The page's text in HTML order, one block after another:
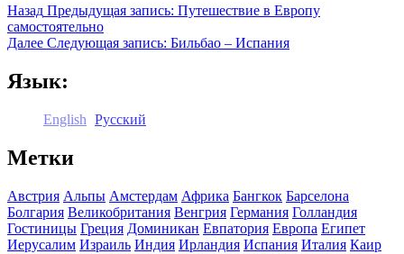
Назад Предыдущая запись: Путешествие в Европу
самостоятельно
Далее Следующая запись: Бильбао – Испания
Язык:
English Русский
Метки
Австрия Альпы Амстердам Африка Бангкок Барселона
Болгария Великобритания Венгрия Германия Голландия
Гостиницы Греция Доминикан Евпатория Европа Египет
Иерусалим Израиль Индия Ирландия Испания Италия Каир